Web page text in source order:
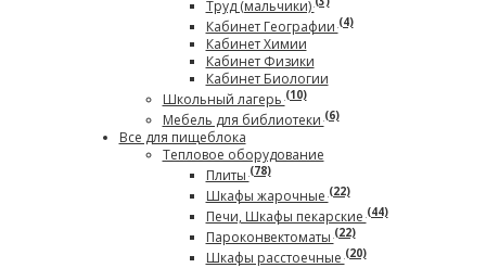
Труд (мальчики)
Кабинет Географии(4)
Кабинет Химии
Кабинет Физики
Кабинет Биологии
Школьный лагерь(10)
Мебель для библиотеки(6)
Все для пищеблока
Тепловое оборудование
Плиты(78)
Шкафы жарочные(22)
Печи, Шкафы пекарские(44)
Пароконвектоматы(22)
Шкафы расстоечные(20)